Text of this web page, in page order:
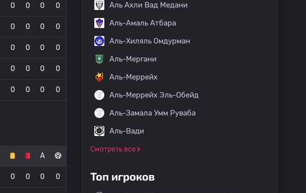
0 0 0 0
0 0 0 0
0 0 0 0
0 0 0 0
0 0 0 0
А
0 0 0 0
Аль Ахли Вад Медани
Аль-Амаль Атбара
Аль-Хиляль Омдурман
Аль-Мергани
Аль-Меррейх
Аль-Меррейх Эль-Обейд
Аль-Замала Умм Руваба
Аль-Вади
Смотреть все
Топ игроков